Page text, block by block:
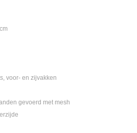
voor- en zijvakken
gevoerd met mesh